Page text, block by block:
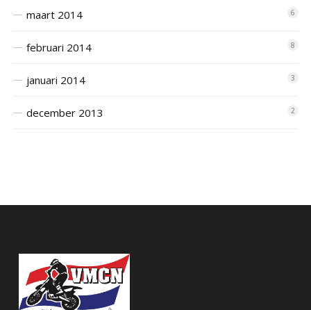
maart 2014 6
februari 2014 8
januari 2014 3
december 2013 2